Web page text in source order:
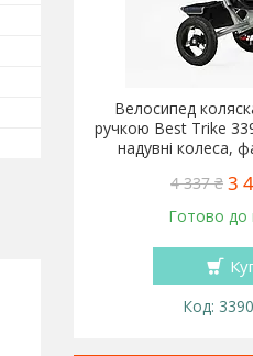
Велосипед
ручкою Best Trike
надувні колеса,
4 337 ₴ 3
Готово до